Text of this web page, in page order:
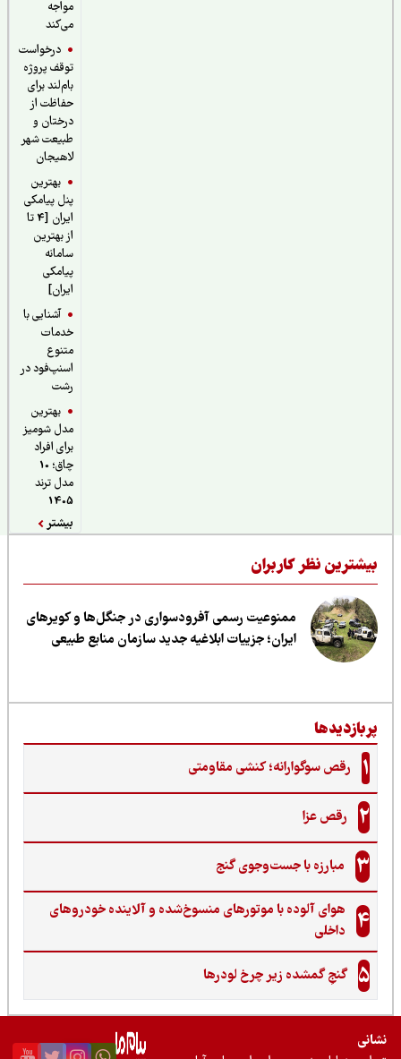
درخواست
توقف پروژه
بام‌لند برای
حفاظت از
درختان و
طبیعت شهر
لاهیجان
بهترین
پنل پیامکی
ایران [4 تا
از بهترین
سامانه
پیامکی
آشنایی با
خدمات
اسنپ‌فود در
بهترین
مدل شومیز
برای افراد
چاق؛ 10
مدل ترند
نظر کاربران
ممنوعیت رسمی آفرودسواری در جنگل‌ها و کویرهای
ایران؛ جزییات ابلاغیه جدید سازمان منابع طبیعی
رقص سوگوارانه؛ کنشی مقاومتی
رقص عزا
مبارزه با جست‌وجوی گنج‌
هوای آلوده با موتورهای منسوخ‌شده و آلاینده خودروهای
داخلی
گنجِ گمشده زیر چرخ لودرها